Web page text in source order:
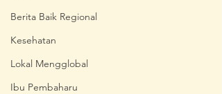
Berita Baik Regional
Kesehatan
Lokal Mengglobal
Ibu Pembaharu